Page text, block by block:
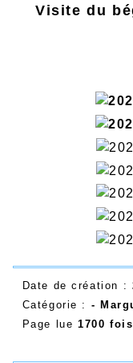
Visite du
Date de création :
Catégorie : -
Page lue 1700 fois